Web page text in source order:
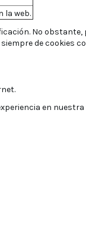
la web.
No
de cookies
en